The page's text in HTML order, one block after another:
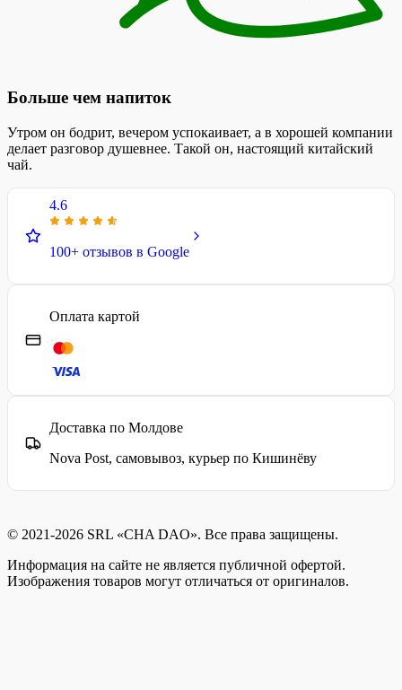
Больше чем напиток
Утром он бодрит, вечером успокаивает, а в хорошей компании
делает разговор душевнее. Такой он, настоящий китайский
чай.
4.6
100+ отзывов в Google
Оплата картой
Доставка по Молдове
Nova Post, самовывоз, курьер по Кишинёву
© 2021-2026 SRL «CHA DAO». Все права защищены.
Информация на сайте не является публичной офертой.
Изображения товаров могут отличаться от оригиналов.